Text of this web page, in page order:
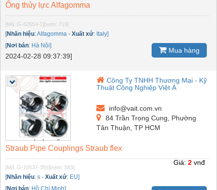
Ống thủy lực Alfagomma
[Mã: G-62654-1][xem: 719]
[Nhãn hiệu:Alfagomma - Xuất xứ: Italy]
[Nơi bán: Hà Nội]
2024-02-28 09:37:39]
Mua hàng
Công Ty TNHH Thương Mại - Kỹ
Thuật Công Nghiệp Việt Á
info@vait.com.vn
84 Trần Trọng Cung, Phường
Tân Thuận, TP HCM
Straub Pipe Couplings Straub flex
[Mã: G-10537-355][xem: 583]
[Nhãn hiệu: s - Xuất xứ: EU]
[Nơi bán: Hồ Chí Minh]
Giá: 2 vnđ